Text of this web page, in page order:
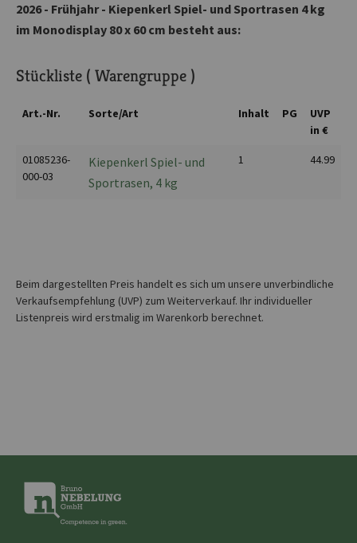
2026 - Frühjahr - Kiepenkerl Spiel- und Sportrasen 4 kg
im Monodisplay 80 x 60 cm besteht aus:
Stückliste ( Warengruppe )
Art.-Nr. Sorte/Art Inhalt PG
UVP
in €
01085236-
000-03
Kiepenkerl Spiel- und
Sportrasen, 4 kg
1 44.99
Beim dargestellten Preis handelt es sich um unsere unverbindliche
Verkaufsempfehlung (UVP) zum Weiterverkauf. Ihr individueller
Listenpreis wird erstmalig im Warenkorb berechnet.